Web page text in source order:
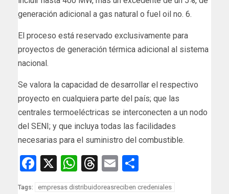
generación adicional a gas natural o fuel oil no. 6.
El proceso está reservado exclusivamente para
proyectos de generación térmica adicional al sistema
nacional.
Se valora la capacidad de desarrollar el respectivo
proyecto en cualquiera parte del país; que las
centrales termoeléctricas se interconecten a un nodo
del SENI; y que incluya todas las facilidades
necesarias para el suministro del combustible.
Facebook
X WhatsApp
Threads
Email
Tags: empresas distribuidoreasreciben credeniales